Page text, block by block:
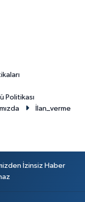
Politikası
İlan_verme
İzinsiz Haber